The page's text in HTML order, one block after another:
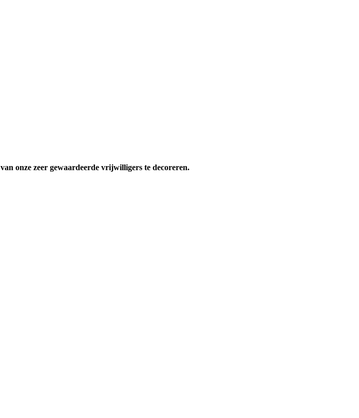
onze zeer gewaardeerde vrijwilligers te decoreren.